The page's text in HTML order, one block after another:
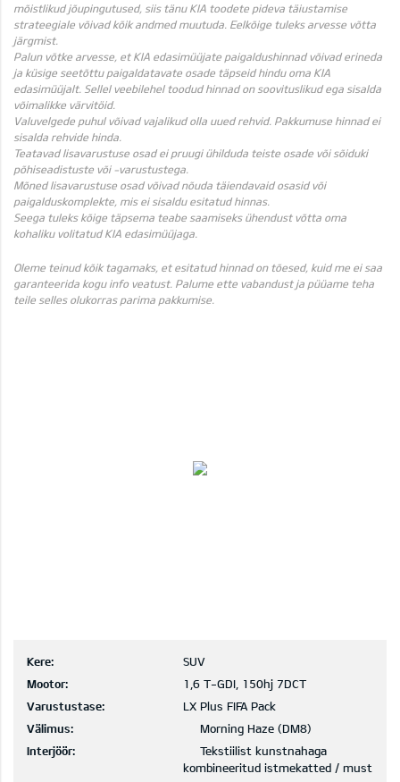
mõistlikud jõupingutused, siis tänu KIA toodete pideva täiustamise
strateegiale võivad kõik andmed muutuda. Eelkõige tuleks arvesse võtta
järgmist.
Palun võtke arvesse, et KIA edasimüüjate paigaldushinnad võivad erineda
ja küsige seetõttu paigaldatavate osade täpseid hindu oma KIA
edasimüüjalt. Sellel veebilehel toodud hinnad on soovituslikud ega sisalda
võimalikke värvitöid.
Valuvelgede puhul võivad vajalikud olla uued rehvid. Pakkumuse hinnad ei
sisalda rehvide hinda.
Teatavad lisavarustuse osad ei pruugi ühilduda teiste osade või sõiduki
põhiseadistuste või -varustustega.
Mõned lisavarustuse osad võivad nõuda täiendavaid osasid või
paigalduskomplekte, mis ei sisaldu esitatud hinnas.
Seega tuleks kõige täpsema teabe saamiseks ühendust võtta oma
kohaliku volitatud KIA edasimüüjaga.
Oleme teinud kõik tagamaks, et esitatud hinnad on tõesed, kuid me ei saa
garanteerida kogu info veatust. Palume ette vabandust ja püüame teha
teile selles olukorras parima pakkumise.
Kere:
SUV
Mootor:
1,6 T-GDI, 150hj 7DCT
Varustustase:
LX Plus FIFA Pack
Välimus:
Morning Haze (DM8)
Interjöör:
Tekstiilist kunstnahaga
kombineeritud istmekatted / must